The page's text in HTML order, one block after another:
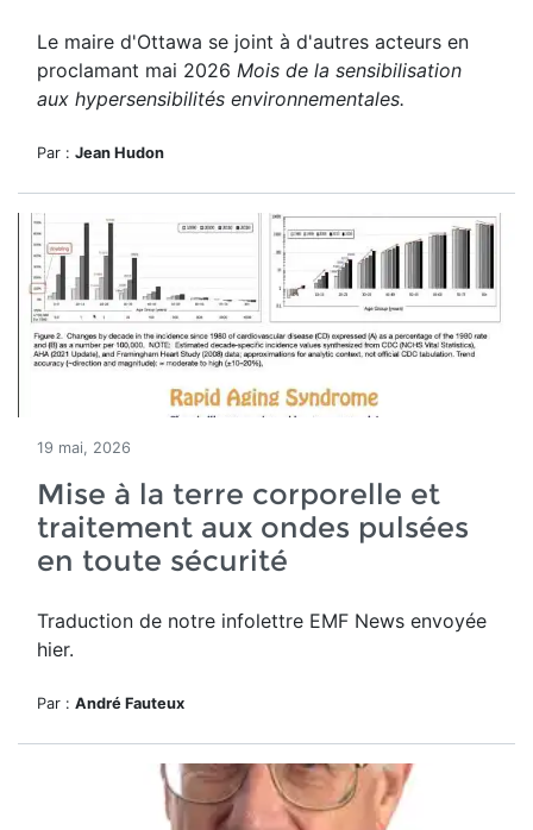
Le maire d'Ottawa se joint à d'autres acteurs en
proclamant mai 2026 Mois de la sensibilisation
aux hypersensibilités environnementales.
Par : Jean Hudon
19 mai, 2026
Mise à la terre corporelle et
traitement aux ondes pulsées
en toute sécurité
Traduction de notre infolettre EMF News envoyée
hier.
Par : André Fauteux